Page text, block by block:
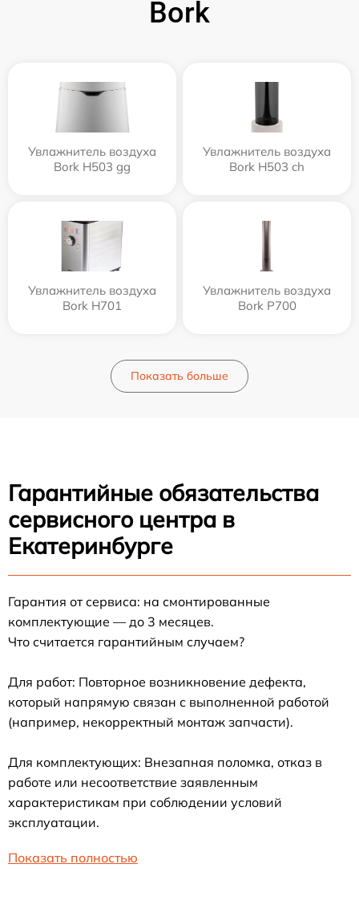
Bork
Увлажнитель воздуха
Bork H503 gg
Увлажнитель воздуха
Bork H503 ch
Увлажнитель воздуха
Bork H701
Увлажнитель воздуха
Bork P700
Показать больше
Гарантийные обязательства
сервисного центра в
Екатеринбурге
Гарантия от сервиса: на смонтированные
комплектующие — до 3 месяцев.
Что считается гарантийным случаем?
Для работ: Повторное возникновение дефекта,
который напрямую связан с выполненной работой
(например, некорректный монтаж запчасти).
Для комплектующих: Внезапная поломка, отказ в
работе или несоответствие заявленным
характеристикам при соблюдении условий
эксплуатации.
Показать полностью